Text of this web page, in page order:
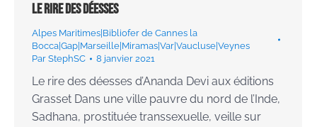
Le rire des déesses
Alpes Maritimes|Bibliofer de Cannes la
Bocca|Gap|Marseille|Miramas|Var|Vaucluse|Veynes
Par StephSC 8 janvier 2021
Le rire des déesses d’Ananda Devi aux éditions
Grasset Dans une ville pauvre du nord de l’Inde,
Sadhana, prostituée transsexuelle, veille sur